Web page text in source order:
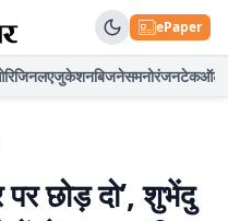
ePaper
एजुकेशनबिजनेसमनोरंजनटेकऑटो
छोड़ दो’, शुभेंदु